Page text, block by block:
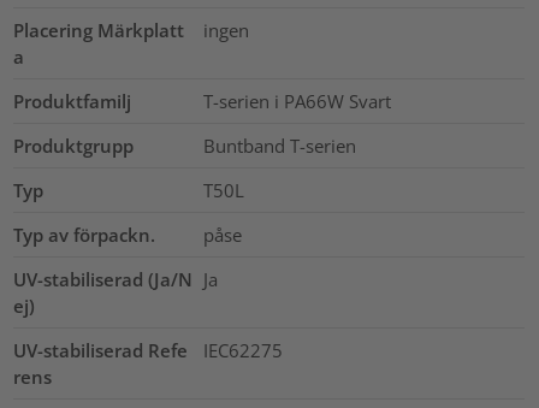
Placering Märkplatt
a
ingen
Produktfamilj
T-serien i PA66W Svart
Produktgrupp
Buntband T-serien
Typ
T50L
Typ av förpackn.
påse
UV-stabiliserad (Ja/N
ej)
Ja
UV-stabiliserad Refe
rens
IEC62275